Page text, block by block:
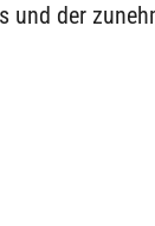
und der